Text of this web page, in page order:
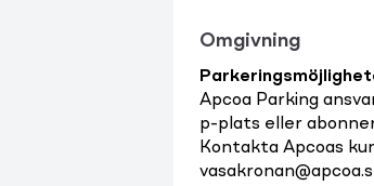
Omgivning
Apcoa Parking
p-plats eller
Kontakta Apcoas